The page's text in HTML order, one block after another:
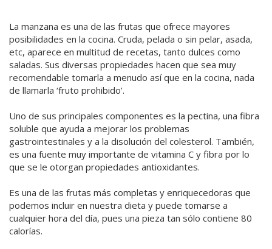
La manzana es una de las frutas que ofrece mayores
posibilidades en la cocina. Cruda, pelada o sin pelar, asada,
etc, aparece en multitud de recetas, tanto dulces como
saladas. Sus diversas propiedades hacen que sea muy
recomendable tomarla a menudo así que en la cocina, nada
de llamarla ‘fruto prohibido’.
Uno de sus principales componentes es la pectina, una fibra
soluble que ayuda a mejorar los problemas
gastrointestinales y a la disolución del colesterol. También,
es una fuente muy importante de vitamina C y fibra por lo
que se le otorgan propiedades antioxidantes.
Es una de las frutas más completas y enriquecedoras que
podemos incluir en nuestra dieta y puede tomarse a
cualquier hora del día, pues una pieza tan sólo contiene 80
calorías.